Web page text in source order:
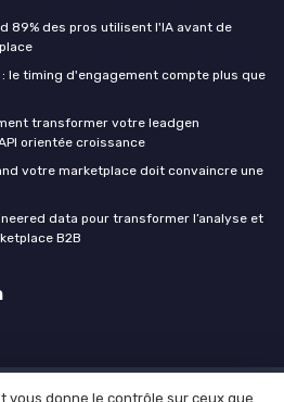
89% des pros utilisent l'IA avant de
le timing d'engagement compte plus que
transformer votre leadgen
orientée croissance
votre marketplace doit convaincre une
data pour transformer l’analyse et
B2B
vous donne le contrôle sur ceux que